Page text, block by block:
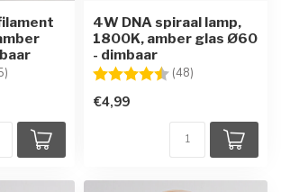
4.6 uit 5 sterren
4W DNA spiraal lamp,
1800K, amber glas Ø60
- dimbaar
Beoordeling: (48)
€4,99